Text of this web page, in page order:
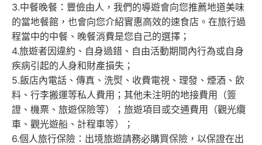
3.中餐晚餐：豐儉由人，我們的導遊會向您推薦地道美味
的當地餐館，也會向您介紹實惠高效的速食店。在旅行過
程當中的中餐、晚餐消費是您自己的選擇；
4.旅遊者因違約、自身過錯、自由活動期間內行為或自身
疾病引起的人身和財產損失；
5.飯店內電話、傳真、洗熨、收費電視、理發、煙酒、飲
料、行李搬運等私人費用；其他未注明的地接費用（簽
證、機票、旅遊保險等）；旅遊項目或交通費用（觀光纜
車、觀光遊船、計程車等）；
6.個人旅行保險：出境旅遊請務必購買保險，以保證在出